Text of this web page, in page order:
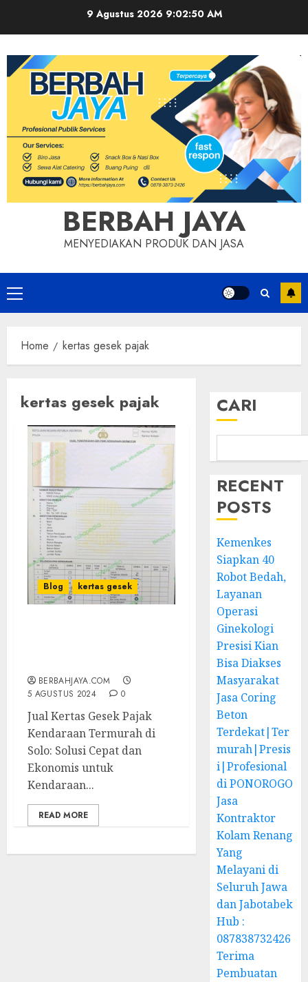
9 Agustus 2026 9:02:51 AM
BERBAH JAYA
MENYEDIAKAN PRODUK DAN JASA
Primary
Menu
Home kertas gesek pajak
kertas gesek pajak
Blog kertas gesek
BERBAHJAYA.COM
5 AGUSTUS 2024
0
Jual Kertas Gesek Pajak
Kendaraan Termurah di
Solo: Solusi Cepat dan
Ekonomis untuk
Kendaraan...
READ MORE
CARI
RECENT
POSTS
Kemenkes
Siapkan 40
Robot Bedah,
Layanan
Operasi
Ginekologi
Presisi Kian
Bisa Diakses
Masyarakat
Jasa Coring
Beton
Terdekat|Ter
murah|Presis
i|Profesional
di PONOROGO
Jasa
Kontraktor
Kolam Renang
Yang
Melayani di
Seluruh Jawa
dan Jabotabek
Hub :
087838732426
Terima
Pembuatan